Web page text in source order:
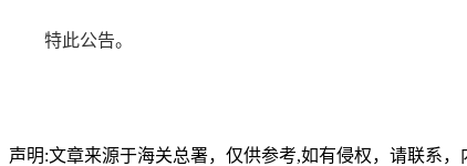
特此公告。
声明:文章来源于海关总署，仅供参考,如有侵权，请联系